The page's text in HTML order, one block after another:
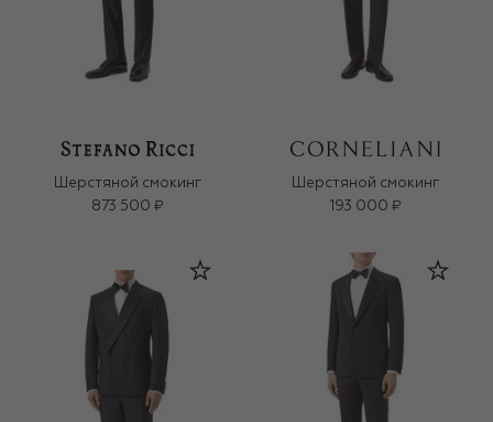
Шерстяной смокинг
873 500 ₽
Шерстяной смокинг
193 000 ₽